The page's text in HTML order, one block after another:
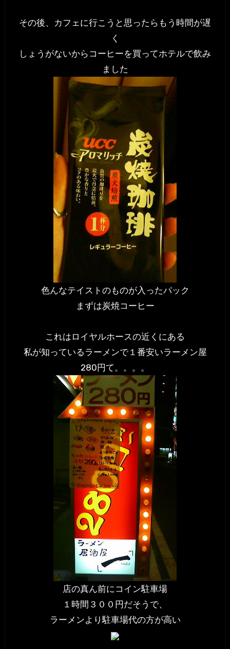
その後、カフェに行こうと思ったらもう時間が遅
く
しょうがないからコーヒーを買ってホテルで飲み
ました
色んなテイストのものが入ったパック
まずは炭焼コーヒー
これはロイヤルホースの近くにある
私が知っているラーメンで１番安いラーメン屋
280円て。。。。
店の真ん前にコイン駐車場
１時間３００円だそうで、
ラーメンより駐車場代の方が高い